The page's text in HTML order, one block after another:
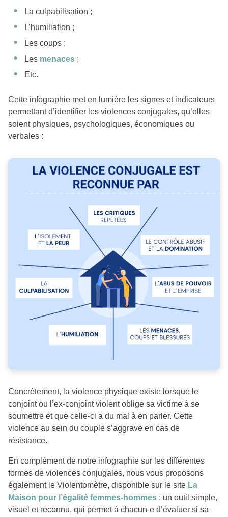
La culpabilisation ;
L’humiliation ;
Les coups ;
Les menaces ;
Etc.
Cette infographie met en lumière les signes et indicateurs
permettant d’identifier les violences conjugales, qu’elles
soient physiques, psychologiques, économiques ou
verbales :
Concrètement, la violence physique existe lorsque le
conjoint ou l’ex-conjoint violent oblige sa victime à se
soumettre et que celle-ci a du mal à en parler. Cette
violence au sein du couple s’aggrave en cas de
résistance.
En complément de notre infographie sur les différentes
formes de violences conjugales, nous vous proposons
également le Violentomètre, disponible sur le site La
Maison pour l’égalité femmes-hommes : un outil simple,
visuel et reconnu, qui permet à chacun-e d’évaluer si sa